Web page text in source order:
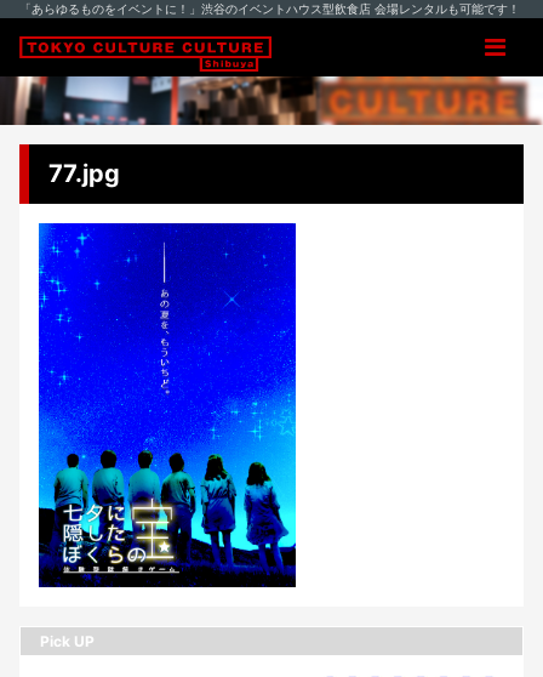
「あらゆるものをイベントに！」渋谷のイベントハウス型飲食店 会場レンタルも可能です！
77.jpg
Pick UP